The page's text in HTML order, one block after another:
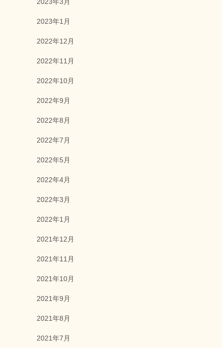
2023年1月
2022年12月
2022年11月
2022年10月
2022年9月
2022年8月
2022年7月
2022年5月
2022年4月
2022年3月
2022年1月
2021年12月
2021年11月
2021年10月
2021年9月
2021年8月
2021年7月